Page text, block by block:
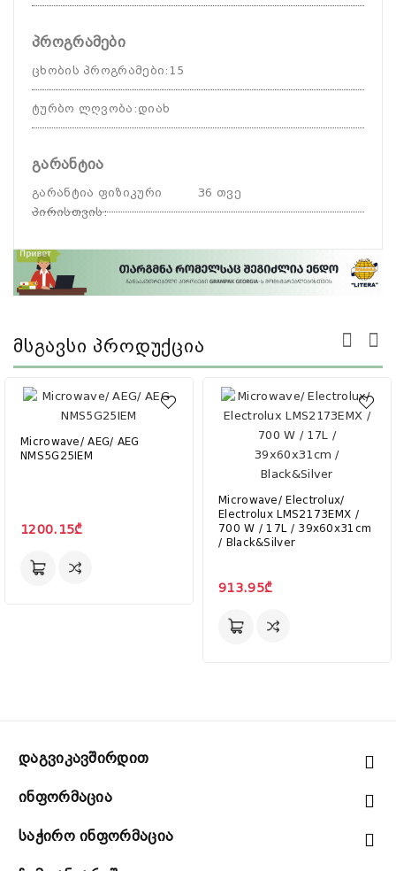
პროგრამები
ცხობის პროგრამები: 15
ტურბო ლღვობა : დიახ
გარანტია
გარანტია ფიზიკური
პირისთვის:
36 თვე
Მსგავსი Პროდუქცია
Microwave/ AEG/ AEG
NMS5G25IEM
1200.15₾
Microwave/ Electrolux/
Electrolux LMS2173EMX /
700 W / 17L / 39x60x31cm
/ Black&Silver
913.95₾
Დაგვიკავშირდით
Ინფორმაცია
Საჭირო Ინფორმაცია